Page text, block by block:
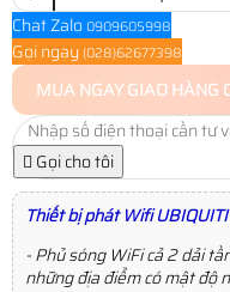
Chat Zalo 0909605998
Gọi ngay (028)62677398
MUA NGAYGIAO HÀNG
Gọi cho tôi
Thiết bị phát Wifi
- Phủ sóng WiFi cả 2 dải
những địa điểm có mật độ